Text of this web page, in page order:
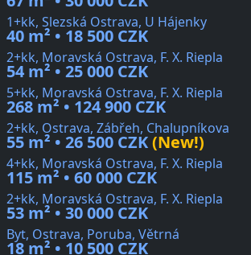
1+kk, Slezská Ostrava, U Hájenky
40 m² • 18 500 CZK
2+kk, Moravská Ostrava, F. X. Riepla
54 m² • 25 000 CZK
5+kk, Moravská Ostrava, F. X. Riepla
268 m² • 124 900 CZK
2+kk, Ostrava, Zábřeh, Chalupníkova
55 m² • 26 500 CZK(New!)
4+kk, Moravská Ostrava, F. X. Riepla
115 m² • 60 000 CZK
2+kk, Moravská Ostrava, F. X. Riepla
53 m² • 30 000 CZK
Byt, Ostrava, Poruba, Větrná
18 m² • 10 500 CZK